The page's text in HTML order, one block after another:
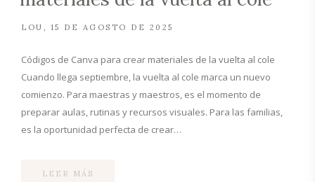
LOU 15 DE AGOSTO DE 2025
Códigos de Canva para crear materiales de la vuelta al cole
Cuando llega septiembre, la vuelta al cole marca un nuevo
comienzo. Para maestras y maestros, es el momento de
preparar aulas, rutinas y recursos visuales. Para las familias,
es la oportunidad perfecta de crear…
LEER MÁS